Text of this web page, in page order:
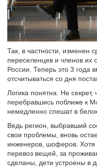
Так, в частности, изменен
переселенцев и членов
России. Теперь это 3 года
отсчитываться со дня
Логика понятна. Не
перебравшись поближе к
немедленно спешат в
Ведь регион, выбравший
свои проблемы, вновь
инженеров, шоферов. Хотя
перевоз вещей, за
сделаны, дети устроены в